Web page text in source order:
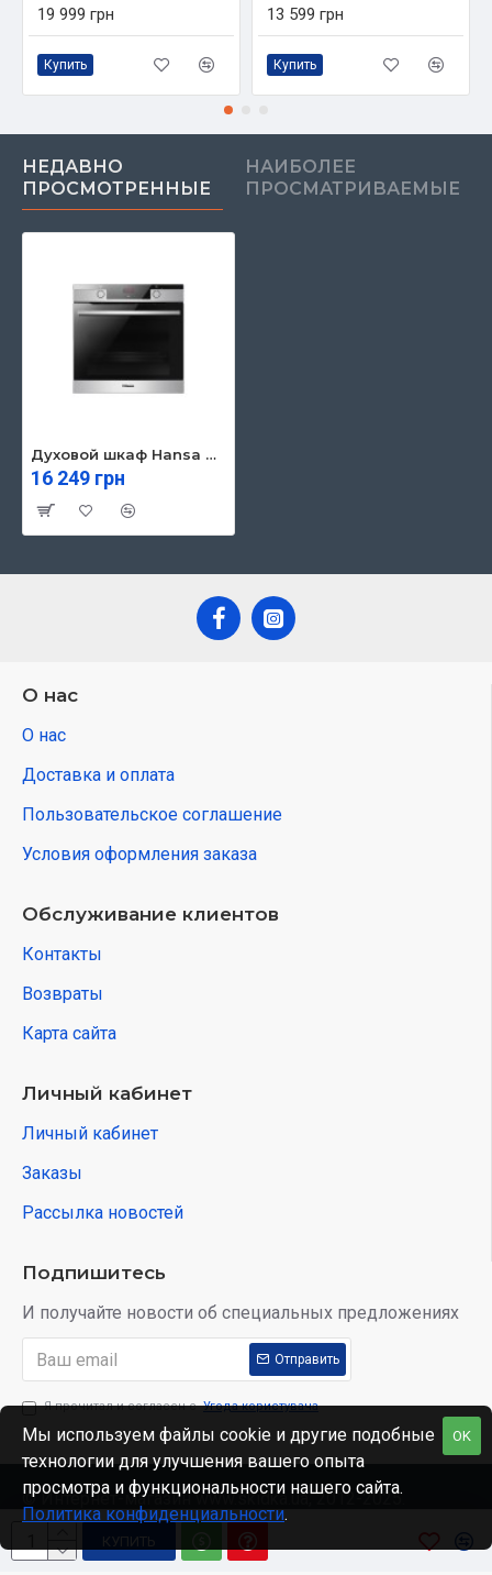
КУПИТЬ
19 999 грн
Купить
13 599 грн
Купить
НЕДАВНО
ПРОСМОТРЕННЫЕ
НАИБОЛЕЕ
ПРОСМАТРИВАЕМЫЕ
Духовой шкаф Hansa BOEIS694097
16 249 грн
О нас
О нас
Доставка и оплата
Пользовательское соглашение
Условия оформления заказа
Обслуживание клиентов
Контакты
Возвраты
Карта сайта
Личный кабинет
Личный кабинет
Заказы
Рассылка новостей
Подпишитесь
И получайте новости об специальных предложениях
Отправить
Я прочитал и согласен с Угода користувача
© Интернет-магазин www.skidka.ua, 2012-2025.
OK
Мы используем файлы cookie и другие подобные
технологии для улучшения вашего опыта
просмотра и функциональности нашего сайта.
Политика конфиденциальности.